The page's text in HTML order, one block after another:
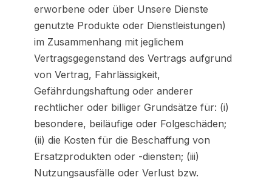
erworbene oder über Unsere Dienste
genutzte Produkte oder Dienstleistungen)
im Zusammenhang mit jeglichem
Vertragsgegenstand des Vertrags aufgrund
von Vertrag, Fahrlässigkeit,
Gefährdungshaftung oder anderer
rechtlicher oder billiger Grundsätze für: (i)
besondere, beiläufige oder Folgeschäden;
(ii) die Kosten für die Beschaffung von
Ersatzprodukten oder -diensten; (iii)
Nutzungsausfälle oder Verlust bzw.